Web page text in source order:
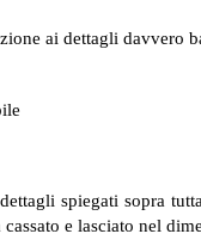
ai dettagli davvero
spiegati sopra
e lasciato nel